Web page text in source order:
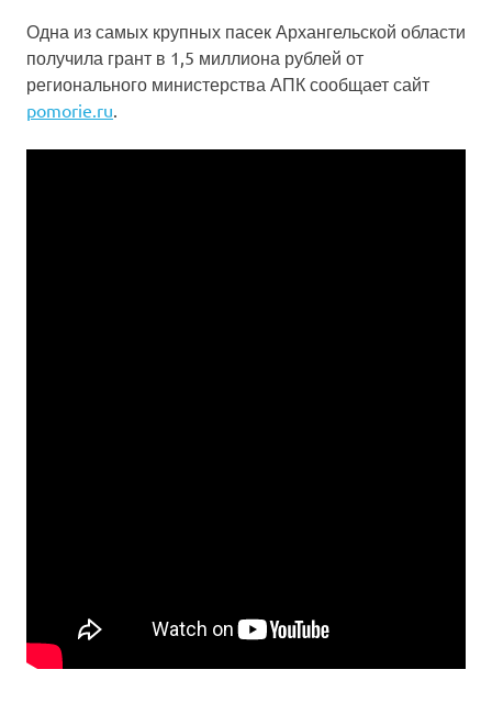
Одна из самых крупных пасек Архангельской области
получила грант в 1,5 миллиона рублей от
регионального министерства АПК сообщает сайт
pomorie.ru.